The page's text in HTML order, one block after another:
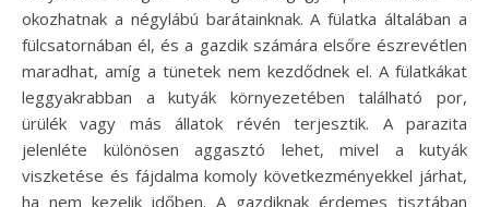
okozhatnak a négylábú barátainknak. A fülatka általában a
fülcsatornában él, és a gazdik számára elsőre észrevétlen
maradhat, amíg a tünetek nem kezdődnek el. A fülatkákat
leggyakrabban a kutyák környezetében található por,
ürülék vagy más állatok révén terjesztik. A parazita
jelenléte különösen aggasztó lehet, mivel a kutyák
viszketése és fájdalma komoly következményekkel járhat,
ha nem kezelik időben. A gazdiknak érdemes tisztában